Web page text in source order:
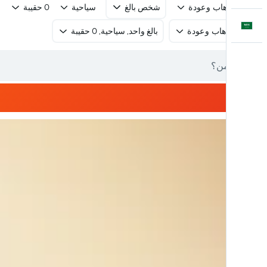
العَرَبِيَّة
رحلة ذهاب وعودة شخص بالغ سياحية 0 حقيبة
رحلة ذهاب وعودة بالغ واحد, سياحية, 0 حقيبة